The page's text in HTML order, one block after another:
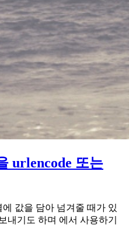
urlencode 또는
값을 담아 넘겨줄 때가 있
내기도 하며 에서 사용하기